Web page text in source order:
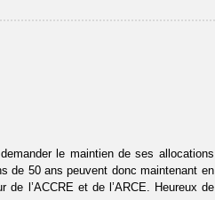
le maintien de ses allocations
de 50 ans peuvent donc maintenant en
de l’ACCRE et de l’ARCE. Heureux de